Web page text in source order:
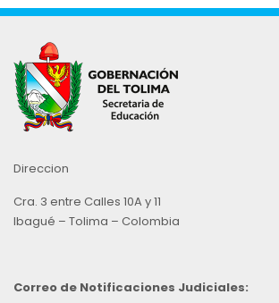
Direccion
Cra. 3 entre Calles 10A y 11
Ibagué – Tolima – Colombia
Correo de Notificaciones Judiciales: